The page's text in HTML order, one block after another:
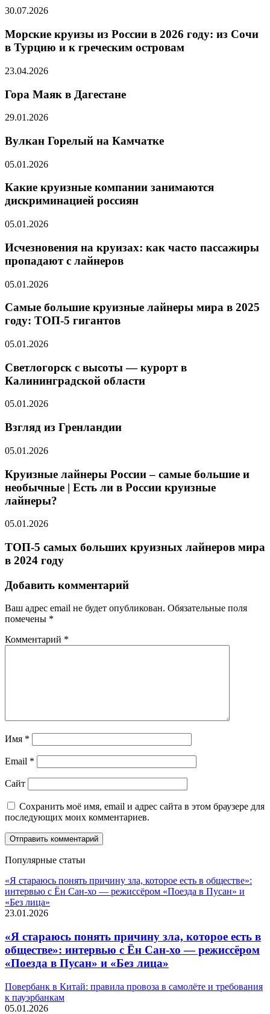
30.07.2026
Морские круизы из России в 2026 году: из Сочи
в Турцию и к греческим островам
23.04.2026
Гора Маяк в Дагестане
29.01.2026
Вулкан Горелый на Камчатке
05.01.2026
​Какие круизные компании занимаются
дискриминацией россиян
05.01.2026
Исчезновения на круизах: как часто пассажиры
пропадают с лайнеров
05.01.2026
Самые большие круизные лайнеры мира в 2025
году: ТОП-5 гигантов
05.01.2026
Светлогорск с высоты — курорт в
Калининградской области
05.01.2026
Взгляд из Гренландии
05.01.2026
Круизные лайнеры России – самые большие и
необычные | Есть ли в России круизные
лайнеры?
05.01.2026
ТОП-5 самых больших круизных лайнеров мира
в 2024 году
Добавить комментарий
Ваш адрес email не будет опубликован. Обязательные поля
помечены *
Комментарий *
Имя *
Email *
Сайт
Сохранить моё имя, email и адрес сайта в этом браузере для
последующих моих комментариев.
Популярные статьи
«Я стараюсь понять причину зла, которое есть в обществе»:
интервью с Ён Сан-хо — режиссёром «Поезда в Пусан» и
«Без лица»
23.01.2026
«Я стараюсь понять причину зла, которое есть в
обществе»: интервью с Ён Сан-хо — режиссёром
«Поезда в Пусан» и «Без лица»
Повербанк в Китай: правила провоза в самолёте и требования
к пауэрбанкам
05.01.2026